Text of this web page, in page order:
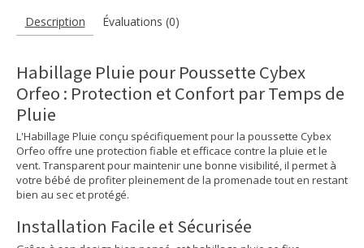
Description Évaluations (0)
Habillage Pluie pour Poussette Cybex
Orfeo : Protection et Confort par Temps de
Pluie
L'Habillage Pluie conçu spécifiquement pour la poussette Cybex
Orfeo offre une protection fiable et efficace contre la pluie et le
vent. Transparent pour maintenir une bonne visibilité, il permet à
votre bébé de profiter pleinement de la promenade tout en restant
bien au sec et protégé.
Installation Facile et Sécurisée